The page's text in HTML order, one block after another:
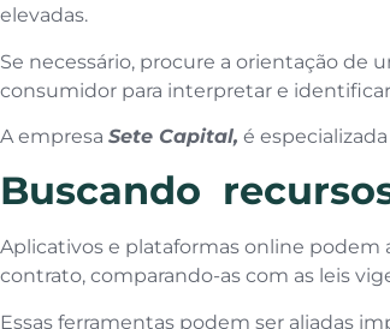
elevadas.
Se necessário, procure a orientação de
consumidor para interpretar e
A empresa Sete Capital, é
Buscando
Aplicativos e plataformas online
contrato, comparando-as com as leis
Essas ferramentas podem ser aliadas